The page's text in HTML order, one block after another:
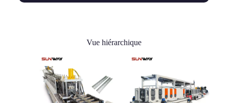
Vue hiérarchique